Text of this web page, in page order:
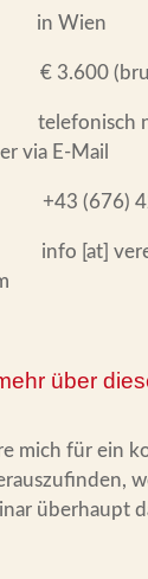
Wien
€ 3.600
telefonisch
via E-Mail
+43 (676)
info [at]
über
mich für ein
überhaupt